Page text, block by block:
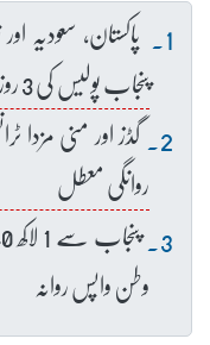
پاکستان،
پنجاب پولیس کی 3 روزہ تقریبات کا آغاز
گڈز اور منی مزدا
روانگی معطل
وطن واپس روانہ